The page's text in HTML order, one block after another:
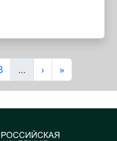
страница
… Следующая
› Последняя
»